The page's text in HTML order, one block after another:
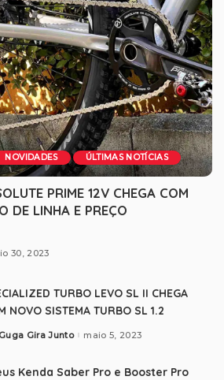
NOVIDADES ÚLTIMAS NOTÍCIAS
PRIME 12V CHEGA COM
DE LINHA E PREÇO
30, 2023
TURBO LEVO SL II CHEGA
NOVO SISTEMA TURBO SL 1.2
Guga Gira Junto maio 5, 2023
Kenda Saber Pro e Booster Pro